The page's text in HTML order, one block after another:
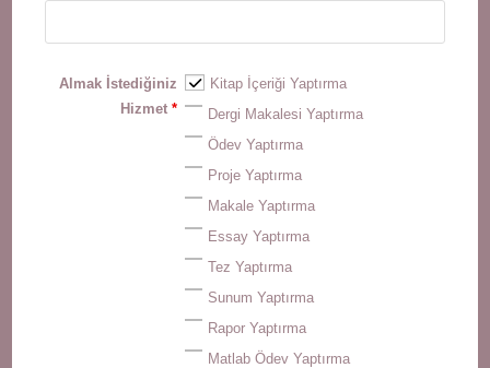
Almak İstediğiniz
Hizmet *
Kitap İçeriği Yaptırma
Dergi Makalesi Yaptırma
Ödev Yaptırma
Proje Yaptırma
Makale Yaptırma
Essay Yaptırma
Tez Yaptırma
Sunum Yaptırma
Rapor Yaptırma
Matlab Ödev Yaptırma